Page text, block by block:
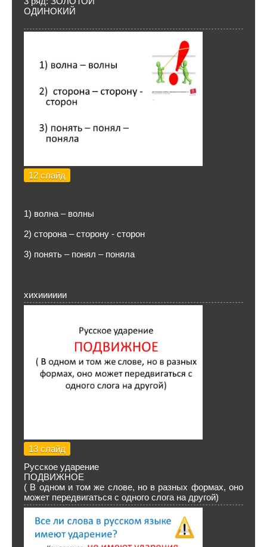
ОДИНОКИЙ
12 слайд
1) волна – волны
2) сторона – сторону - сторон
3) понять – понял – поняла
хихииииии
13 слайд
Русское ударение
ПОДВИЖНОЕ
( В одном и том же слове, но в разных формах, оно
может передвигаться с одного слога на другой)